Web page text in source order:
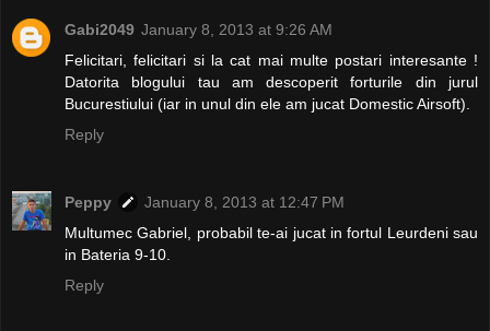
Gabi2049 January 8, 2013 at 9:26 AM
Felicitari, felicitari si la cat mai multe postari interesante !
Datorita blogului tau am descoperit forturile din jurul
Bucurestiului (iar in unul din ele am jucat Domestic Airsoft).
Reply
Peppy
January 8, 2013 at 12:47 PM
Multumec Gabriel, probabil te-ai jucat in fortul Leurdeni sau
in Bateria 9-10.
Reply